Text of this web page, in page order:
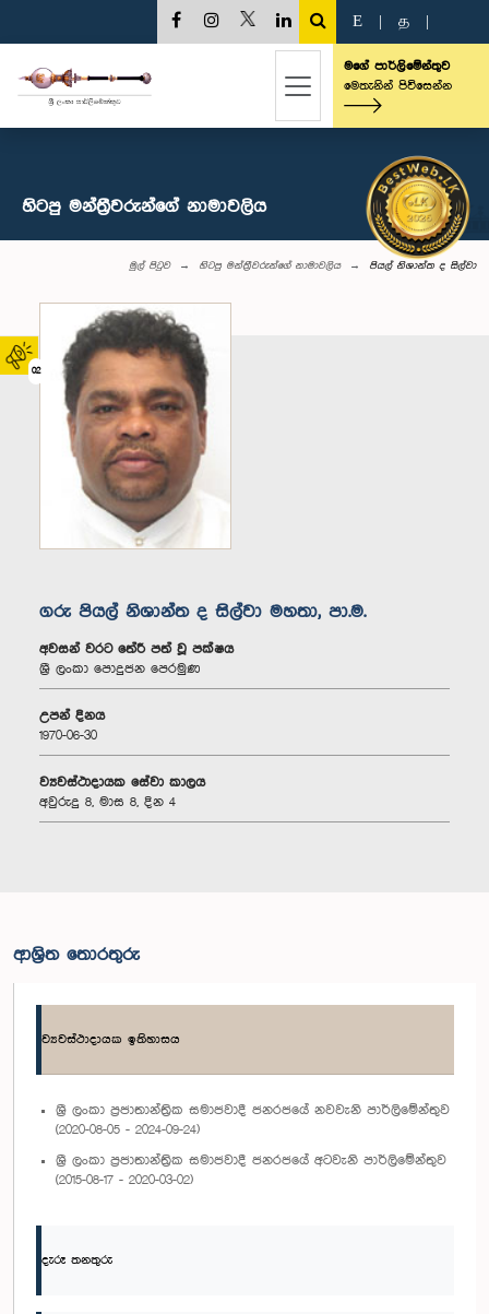
02
E த
මගේ පාර්ලිමේන්තුව
මෙතැනින් පිවිසෙන්න
හිටපු මන්ත්‍රීවරුන්ගේ නාමාවලිය
මුල් පිටුව හිටපු මන්ත්‍රීවරුන්ගේ නාමාවලිය පියල් නිශාන්ත ද සිල්වා
ගරු පියල් නිශාන්ත ද සිල්වා මහතා, පා.ම.
අවසන් වරට තේරී පත් වූ පක්ෂය
ශ්‍රී ලංකා පොදුජන පෙරමුණ
උපන් දිනය
1970-06-30
ව්‍යවස්ථාදායක සේවා කාලය
අවුරුදු 8, මාස 8, දින 4
ආශ්‍රිත තොරතුරු
ව්‍යවස්ථාදායක ඉතිහාසය
ශ්‍රී ලංකා ප්‍රජාතාන්ත්‍රික සමාජවාදී ජනරජයේ නවවැනි පාර්ලිමේන්තුව
(2020-08-05 - 2024-09-24)
ශ්‍රී ලංකා ප්‍රජාතාන්ත්‍රික සමාජවාදී ජනරජයේ අටවැනි පාර්ලිමේන්තුව
(2015-08-17 - 2020-03-02)
දැරූ තනතුරු